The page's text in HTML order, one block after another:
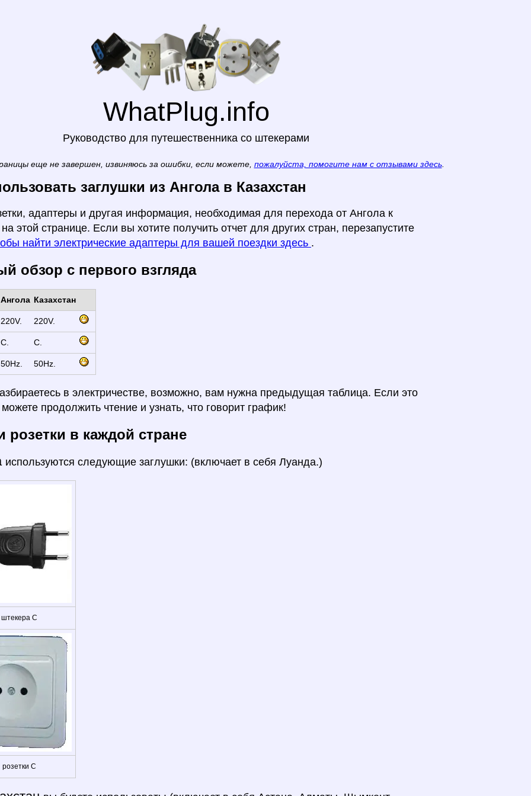
WhatPlug.info
Руководство для путешественника со штекерами
еще не завершен, извиняюсь за ошибки, если можете, пожалуйста, помогите нам с отзывами здесь.
заглушки из Ангола в Казахстан
адаптеры и другая информация, необходимая для перехода от Ангола к
этой странице. Если вы хотите получить отчет для других стран, перезапустите
найти электрические адаптеры для вашей поездки здесь .
обзор с первого взгляда
Ангола Казахстан
220V. 220V.
C. C.
50Hz. 50Hz.
в электричестве, возможно, вам нужна предыдущая таблица. Если это
продолжить чтение и узнать, что говорит график!
розетки в каждой стране
используются следующие заглушки: (включает в себя Луанда.)
штекера C
розетки C